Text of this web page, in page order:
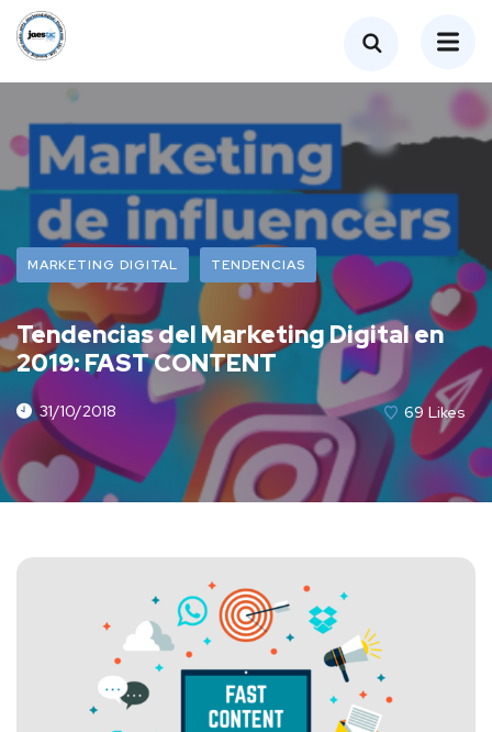
MARKETING DIGITAL TENDENCIAS
Tendencias del Marketing Digital en
2019: FAST CONTENT
31/10/2018 69 Likes